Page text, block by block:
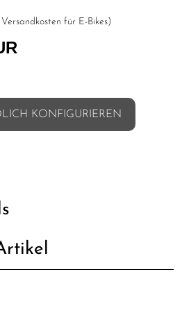
Versandkosten für E-Bikes)
KONFIGURIEREN